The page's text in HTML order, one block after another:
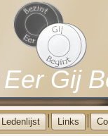
Gij
Ledenlijst Links